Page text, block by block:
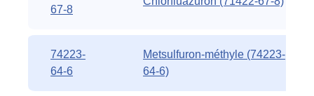
67-8
74223-
64-6
Metsulfuron-méthyle (74223-
64-6)